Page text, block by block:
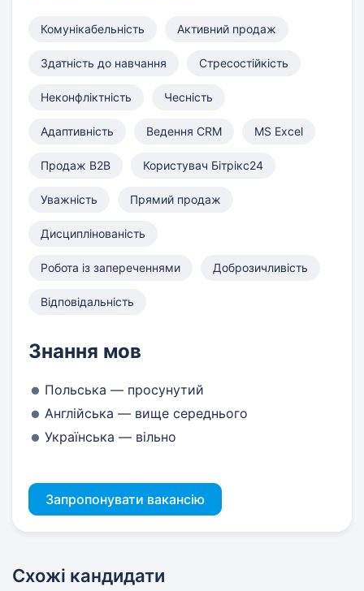
Комунікабельність Активний продаж
Здатність до навчання Стресостійкість
Неконфліктність Чесність
Адаптивність Ведення CRM MS Excel
Продаж B2B Користувач Бітрікс24
Уважність Прямий продаж
Дисциплінованість
Робота із запереченнями Доброзичливість
Відповідальність
Знання мов
Польська — просунутий
Англійська — вище середнього
Українська — вільно
Запропонувати вакансію
Схожі кандидати